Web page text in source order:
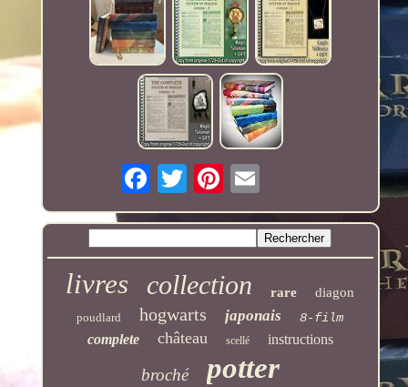
livres collection rare diagon
poudlard hogwarts japonais 8-film
complete château scellé instructions
broché potter